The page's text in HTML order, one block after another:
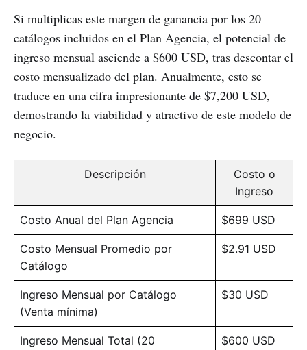
Si multiplicas este margen de ganancia por los 20
catálogos incluidos en el Plan Agencia, el potencial de
ingreso mensual asciende a $600 USD, tras descontar el
costo mensualizado del plan. Anualmente, esto se
traduce en una cifra impresionante de $7,200 USD,
demostrando la viabilidad y atractivo de este modelo de
negocio.
Descripción
Costo o
Ingreso
Costo Anual del Plan Agencia $699 USD
Costo Mensual Promedio por
Catálogo
$2.91 USD
Ingreso Mensual por Catálogo
(Venta mínima)
$30 USD
Ingreso Mensual Total (20
$600 USD